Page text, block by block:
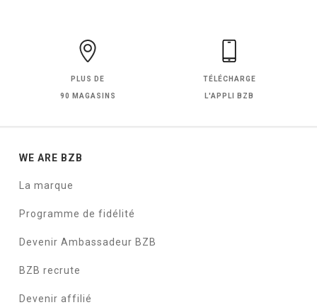
PLUS DE
90 MAGASINS
TÉLÉCHARGE
L'APPLI BZB
WE ARE BZB
La marque
Programme de fidélité
Devenir Ambassadeur BZB
BZB recrute
Devenir affilié